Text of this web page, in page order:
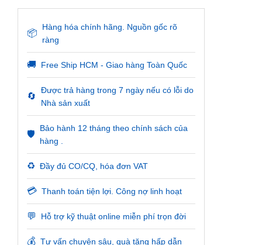
📦
Hàng hóa chính hãng. Nguồn gốc rõ
ràng
🚚 Free Ship HCM - Giao hàng Toàn Quốc
🔄
Được trả hàng trong 7 ngày nếu có lỗi do
Nhà sản xuất
🛡️
Bảo hành 12 tháng theo chính sách của
hàng .
♻️ Đầy đủ CO/CQ, hóa đơn VAT
💳 Thanh toán tiện lợi. Công nợ linh hoạt
💬 Hỗ trợ kỹ thuật online miễn phí trọn đời
💰 Tư vấn chuyên sâu, quà tặng hấp dẫn